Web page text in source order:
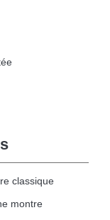
classique
montre